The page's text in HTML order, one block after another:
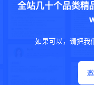
全站几十个品类精
如果可以，请把我